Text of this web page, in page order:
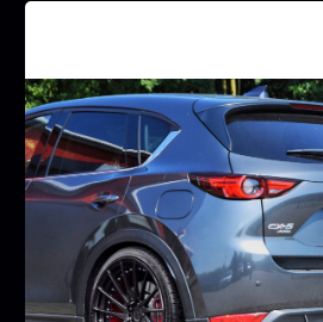
Bildergalerie überspringen